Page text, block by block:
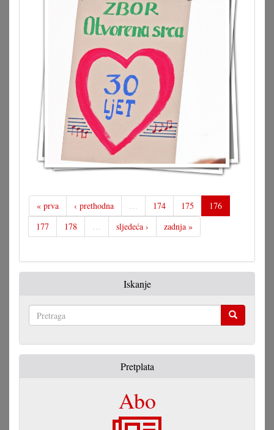
« prva ‹ prethodna … 174 175
176
177
178 … sljedeća › zadnja »
Iskanje
Pretplata
Abo